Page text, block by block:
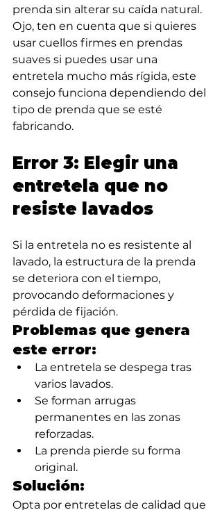
prenda sin alterar su caída natural.
Ojo, ten en cuenta que si quieres
usar cuellos firmes en prendas
suaves si puedes usar una
entretela mucho más rígida, este
consejo funciona dependiendo del
tipo de prenda que se esté
fabricando.
Error 3: Elegir una
entretela que no
resiste lavados
Si la entretela no es resistente al
lavado, la estructura de la prenda
se deteriora con el tiempo,
provocando deformaciones y
pérdida de fijación.
Problemas que genera
este error:
La entretela se despega tras
varios lavados.
Se forman arrugas
permanentes en las zonas
reforzadas.
La prenda pierde su forma
original.
Solución:
Opta por entretelas de calidad que